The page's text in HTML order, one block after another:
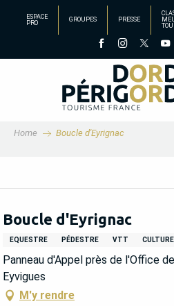
principal
ESPACE
PRO
GROUPES PRESSE
Home Boucle d'Eyrignac
Boucle d'Eyrignac
EQUESTRE PÉDESTRE VTT
Panneau d'Appel près de l'Office
Eyvigues
M'y rendre